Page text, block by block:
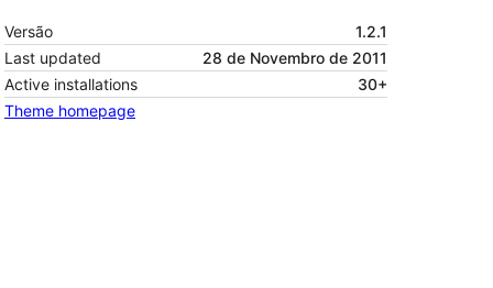
Versão
1.2.1
Last updated
28 de Novembro de 2011
Active installations
30+
Theme homepage